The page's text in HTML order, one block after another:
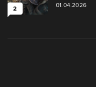
2 01.04.2026